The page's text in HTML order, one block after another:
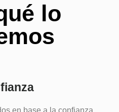
lo
en base ​​a la confianza